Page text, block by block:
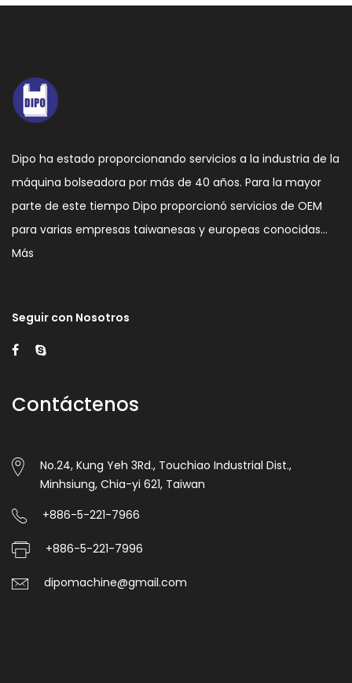
Dipo ha estado proporcionando servicios a la industria de la
máquina bolseadora por más de 40 años. Para la mayor
parte de este tiempo Dipo proporcionó servicios de OEM
para varias empresas taiwanesas y europeas conocidas…
Más
Seguir con Nosotros
Contáctenos
No.24, Kung Yeh 3Rd., Touchiao Industrial Dist.,
Minhsiung, Chia-yi 621, Taiwan
+886-5-221-7966
+886-5-221-7996
dipomachine@gmail.com